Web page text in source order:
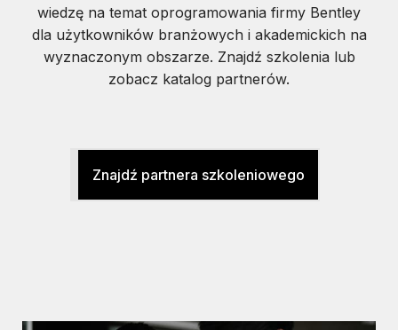
wiedzę na temat oprogramowania firmy Bentley
dla użytkowników branżowych i akademickich na
wyznaczonym obszarze. Znajdź szkolenia lub
zobacz katalog partnerów.
Znajdź partnera szkoleniowego